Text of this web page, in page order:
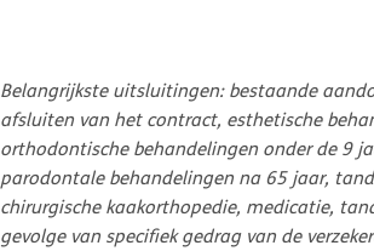
Belangrijkste uitsluitingen: bestaande
afsluiten van het contract, esthetische
orthodontische behandelingen onder de 9
parodontale behandelingen na 65 jaar,
chirurgische kaakorthopedie, medicatie,
gevolge van specifiek gedrag van de